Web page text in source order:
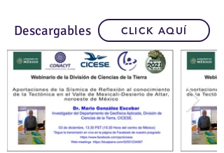
Descargables CLICK AQUÍ